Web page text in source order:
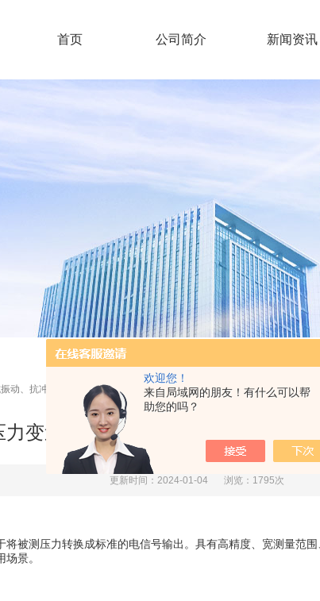
欢迎您！
来自局域网的朋友！有什么可以帮
助您的吗？
首页 公司简介 新闻资讯
动、抗冲击和抗电磁干扰能力
力变送器具有较好的抗振动、抗冲击
更新时间：2024-01-04 浏览：1795次
测压力转换成标准的电信号输出。具有高精度、宽测量范围
景。